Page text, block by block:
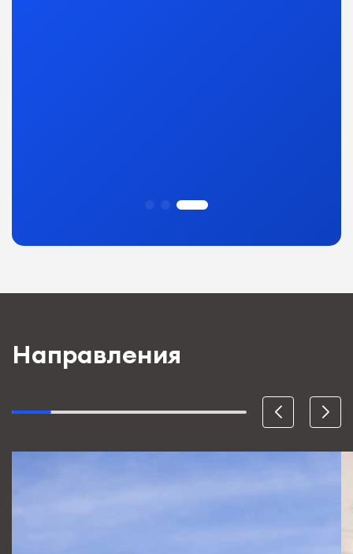
Направления